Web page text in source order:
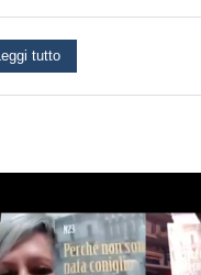
Leggi tutto